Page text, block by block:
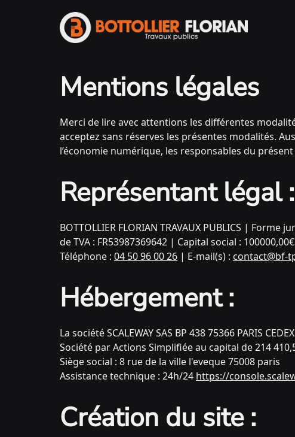
Mentions légales
Merci de lire avec attentions les différentes
acceptez sans réserves les présentes modalités.
l’économie numérique, les responsables du
Représentant légal :
BOTTOLLIER FLORIAN TRAVAUX PUBLICS |
de TVA : FR53987369642 | Capital social :
Téléphone : 04 50 96 00 26 | E-mail(s) : contact@bf-
Hébergement :
La société SCALEWAY SAS BP 438 75366 PARIS
Société par Actions Simplifiée au capital de 214
Siège social : 8 rue de la ville l'eveque 75008 paris
Assistance technique : 24h/24 https://
Création du site :